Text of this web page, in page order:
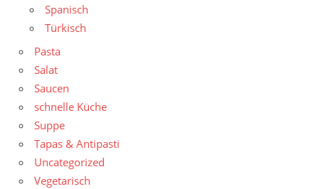
Spanisch
Türkisch
Pasta
Salat
Saucen
schnelle Küche
Suppe
Tapas & Antipasti
Uncategorized
Vegetarisch